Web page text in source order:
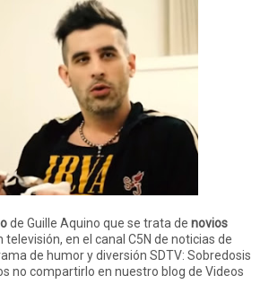
de Guille Aquino que se trata de novios
televisión, en el canal C5N de noticias de
de humor y diversión SDTV: Sobredosis
no compartirlo en nuestro blog de Videos